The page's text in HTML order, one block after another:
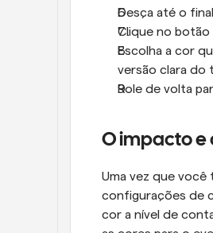
Desça até o
Clique no botão
Escolha a cor
versão clara do
Role de volta
O impacto e
Uma vez que você
configurações de
cor a nível de